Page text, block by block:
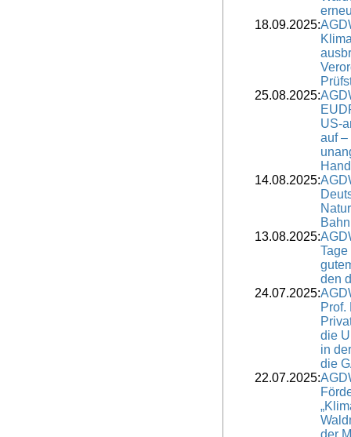
18.09.2025:
25.08.2025:
US-
auf –
14.08.2025:
13.08.2025:
den
24.07.2025:
Prof.
die
in
die
22.07.2025: